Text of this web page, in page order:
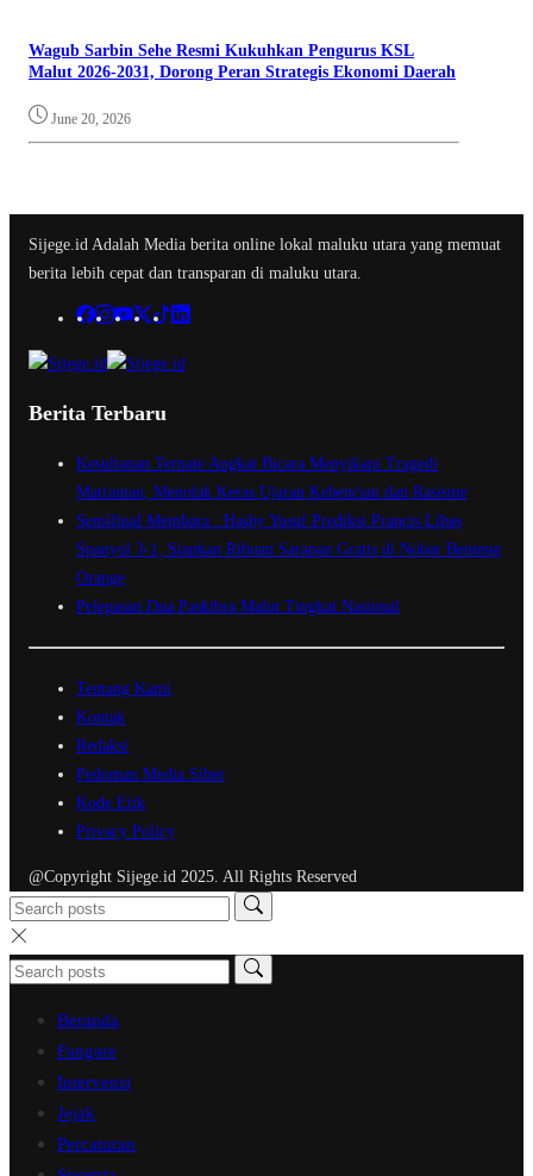
Wagub Sarbin Sehe Resmi Kukuhkan Pengurus KSL
Malut 2026-2031, Dorong Peran Strategis Ekonomi Daerah
June 20, 2026
Sijege.id Adalah Media berita online lokal maluku utara yang memuat
berita lebih cepat dan transparan di maluku utara.
Berita Terbaru
Kesultanan Ternate Angkat Bicara Menyikapi Tragedi
Matraman, Menolak Keras Ujaran Kebencian dan Rasisme
Semifinal Membara : Hasby Yusuf Prediksi Prancis Libas
Spanyol 3-1, Siapkan Ribuan Sarapan Gratis di Nobar Benteng
Orange
Pelepasan Dua Paskibra Malut Tingkat Nasional
Tentang Kami
Kontak
Redaksi
Pedoman Media Siber
Kode Etik
Privacy Policy
@Copyright Sijege.id 2025. All Rights Reserved
Beranda
Fangare
Intervensi
Jejak
Percaturan